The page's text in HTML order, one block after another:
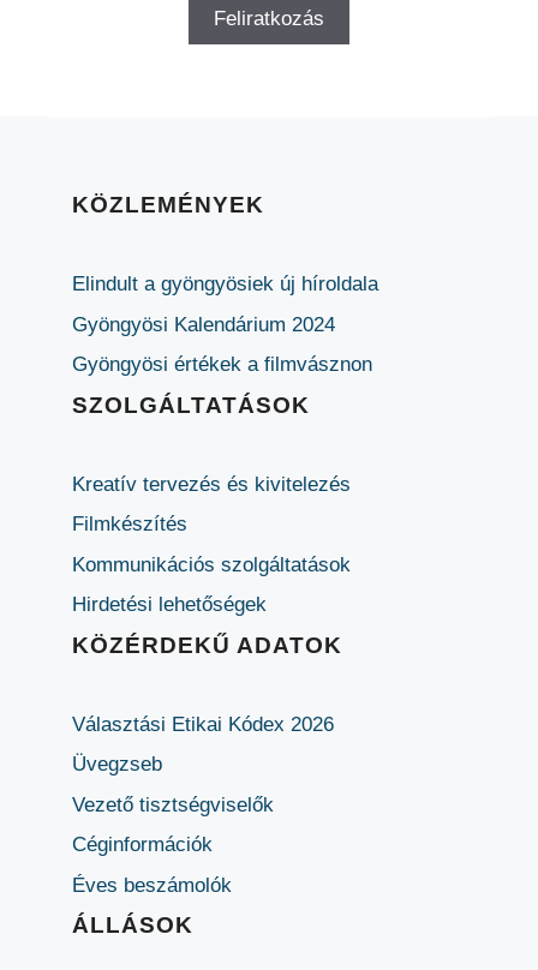
KÖZLEMÉNYEK
Elindult a gyöngyösiek új híroldala
Gyöngyösi Kalendárium 2024
Gyöngyösi értékek a filmvásznon
SZOLGÁLTATÁSOK
Kreatív tervezés és kivitelezés
Filmkészítés
Kommunikációs szolgáltatások
Hirdetési lehetőségek
KÖZÉRDEKŰ ADATOK
Választási Etikai Kódex 2026
Üvegzseb
Vezető tisztségviselők
Céginformációk
Éves beszámolók
ÁLLÁSOK